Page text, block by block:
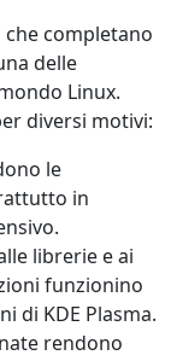
che completano
delle
Linux.
diversi motivi:
le
in
librerie e ai
funzionino
di KDE Plasma.
rendono